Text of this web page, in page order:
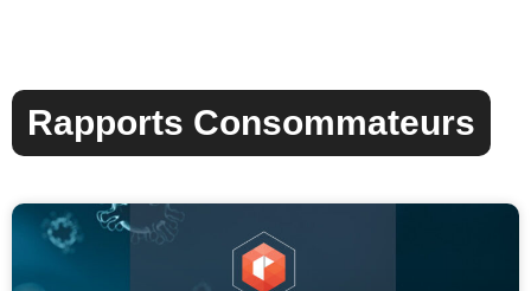
Rapports Consommateurs